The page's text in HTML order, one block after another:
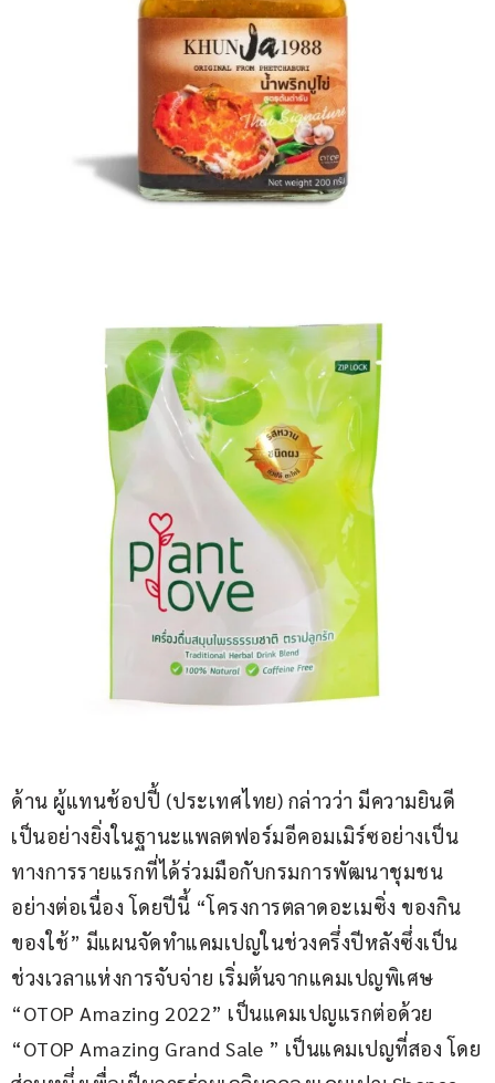
ด้าน ผู้แทนช้อปปี้ (ประเทศไทย) กล่าวว่า มีความยินดี
เป็นอย่างยิ่งในฐานะแพลตฟอร์มอีคอมเมิร์ซอย่างเป็น
ทางการรายแรกที่ได้ร่วมมือกับกรมการพัฒนาชุมชน
อย่างต่อเนื่อง โดยปีนี้ “โครงการตลาดอะเมซิ่ง ของกิน
ของใช้” มีแผนจัดทำแคมเปญในช่วงครึ่งปีหลังซึ่งเป็น
ช่วงเวลาแห่งการจับจ่าย เริ่มต้นจากแคมเปญพิเศษ
“OTOP Amazing 2022” เป็นแคมเปญแรกต่อด้วย
“OTOP Amazing Grand Sale ” เป็นแคมเปญที่สอง โดย